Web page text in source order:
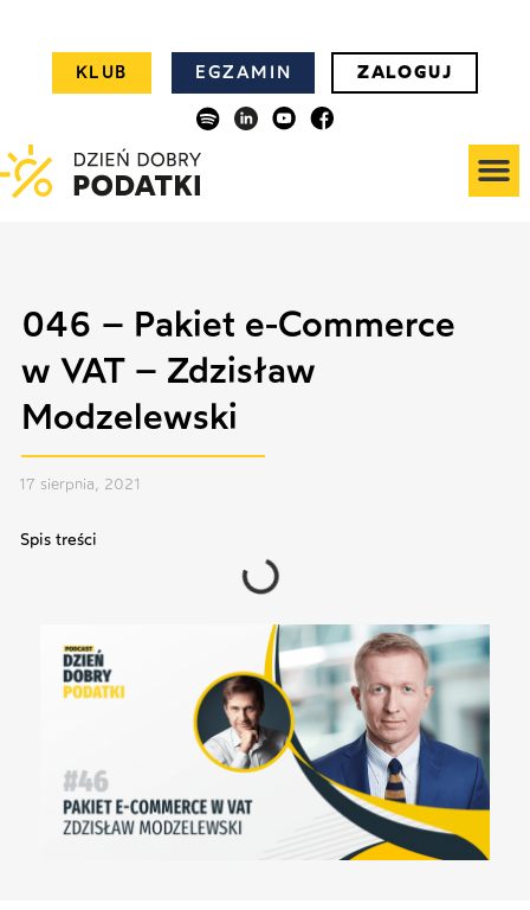
KLUB EGZAMIN ZALOGUJ
046 – Pakiet e-Commerce
w VAT – Zdzisław
Modzelewski
17 sierpnia, 2021
Spis treści